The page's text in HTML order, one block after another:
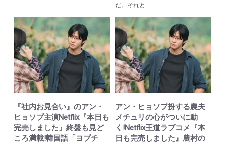
だ。それと...
『社内お見合い』のアン・
ヒョソプ主演Netflix『本日も
完売しました』終盤も見ど
ころ満載!韓国語「ヨプチ
アン・ヒョソプ扮する農夫
メチュリの心がついに動
く!Netflix王道ラブコメ『本
日も完売しました』農村の